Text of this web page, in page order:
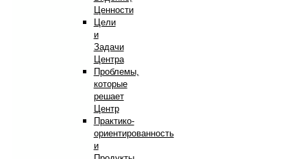
Ценности
Цели
и
Задачи
Центра
Проблемы,
которые
решает
Центр
Практико-
ориентированность
и